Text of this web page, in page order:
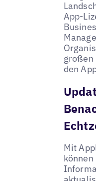
App-
großen
den
Mit